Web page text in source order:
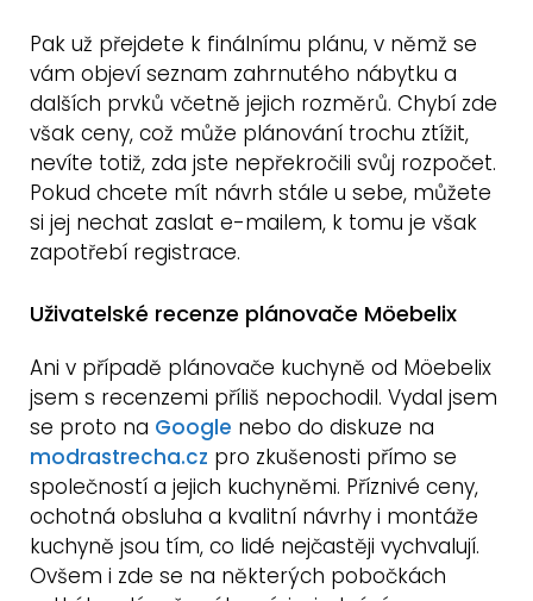
Pak už přejdete k finálnímu plánu, v němž se
vám objeví seznam zahrnutého nábytku a
dalších prvků včetně jejich rozměrů. Chybí zde
však ceny, což může plánování trochu ztížit,
nevíte totiž, zda jste nepřekročili svůj rozpočet.
Pokud chcete mít návrh stále u sebe, můžete
si jej nechat zaslat e-mailem, k tomu je však
zapotřebí registrace.
Uživatelské recenze plánovače Möebelix
Ani v případě plánovače kuchyně od Möebelix
jsem s recenzemi příliš nepochodil. Vydal jsem
se proto na Google nebo do diskuze na
modrastrecha.cz pro zkušenosti přímo se
společností a jejich kuchyněmi. Příznivé ceny,
ochotná obsluha a kvalitní návrhy i montáže
kuchyně jsou tím, co lidé nejčastěji vychvalují.
Ovšem i zde se na některých pobočkách